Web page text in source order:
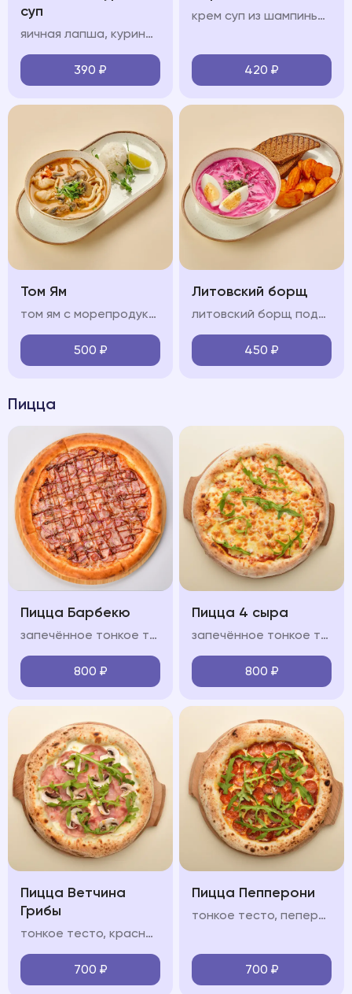
суп
яичная лапша, куриный бульон, филе цыпленка, куриное яйцо, зелень
390 ₽
крем суп из шампиньонов, сливки, чеснок, ухарики
420 ₽
Том Ям
том ям с морепродуктами на кокосовом молоке с кальмарами, креветкой, мидиями, грибами шиитаке и шампиньонами, подается с рисом
500 ₽
Литовский борщ
литовский борщ подается картофелем спайс и черным хлебом
450 ₽
Пицца
Пицца Барбекю
запечённое тонкое тесто, свиной окорок, охотничьи колбасками, бекон, лук красный, фирменный соус "BBQ", моцарелла, красный соус
800 ₽
Пицца 4 сыра
запечённое тонкое тесто, сыр моцарелла, пармезан, горгонзола, доблю, фирменный соус, оливковое масло
800 ₽
Пицца Ветчина
Грибы
тонкое тесто, красный/белый соус, ветчина, шампиньоны, моцарелла, руккола, пармезан
700 ₽
Пицца Пепперони
тонкое тесто, пеперони, салями, соус из томатов, моцарелла, руккола, пармезан
700 ₽